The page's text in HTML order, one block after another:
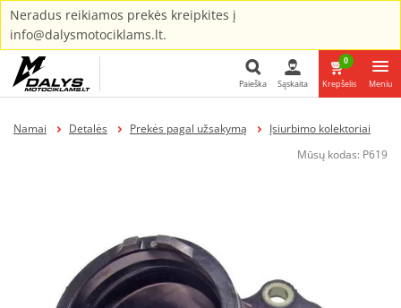
Neradus reikiamos prekės kreipkites į
info@dalysmotociklams.lt.
Paieška
Paieška Sąskaita
0
Krepšelis Meniu
Namai Detalės Prekės pagal užsakymą
Įsiurbimo kolektoriai
Mūsų kodas: P619